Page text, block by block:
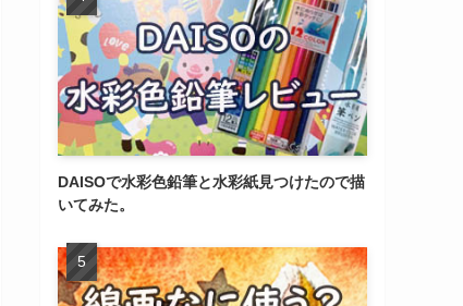
DAISOで水彩色鉛筆と水彩紙見つけたので描
いてみた。